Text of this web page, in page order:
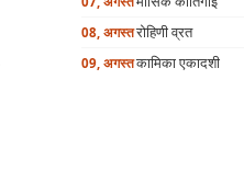
08, अगस्तरोहिणी व्रत
09, अगस्तकामिका एकादशी